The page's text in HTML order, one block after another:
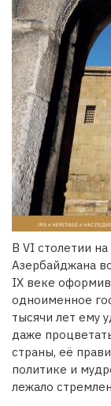
В VI столетии
Азербайджана
IX веке
одноименное
тысячи лет ему
даже
страны, её
политике и
лежало